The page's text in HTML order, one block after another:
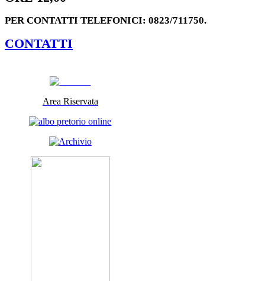
PER CONTATTI TELEFONICI: 0823/711750.
CONTATTI
Area Riservata